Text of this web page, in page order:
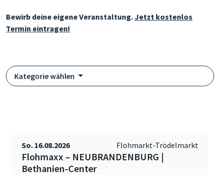
Bewirb deine eigene Veranstaltung.Jetzt kostenlos
Termin eintragen!
Kategorie wählen
So. 16.08.2026 Flohmarkt-Trödelmarkt
Flohmaxx – NEUBRANDENBURG |
Bethanien-Center